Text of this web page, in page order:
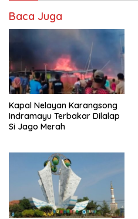
Baca Juga
Kapal Nelayan Karangsong
Indramayu Terbakar Dilalap
Si Jago Merah